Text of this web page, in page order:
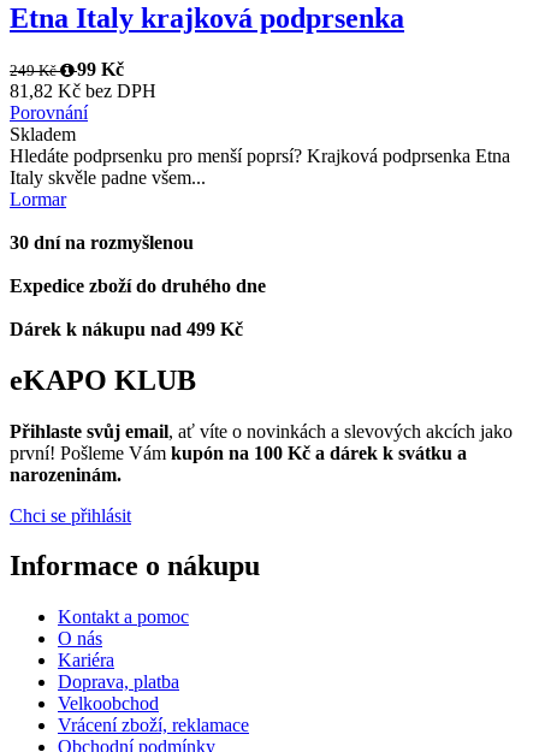
Etna Italy krajková podprsenka
249 Kč
99 Kč
81,82 Kč bez DPH
Porovnání
Skladem
Hledáte podprsenku pro menší poprsí? Krajková podprsenka Etna
Italy skvěle padne všem...
Lormar
30 dní na rozmyšlenou
Expedice zboží do druhého dne
Dárek k nákupu nad 499 Kč
eKAPO KLUB
Přihlaste svůj email, ať víte o novinkách a slevových akcích jako
první! Pošleme Vám kupón na 100 Kč a dárek k svátku a
narozeninám.
Chci se přihlásit
Informace o nákupu
Kontakt a pomoc
O nás
Kariéra
Doprava, platba
Velkoobchod
Vrácení zboží, reklamace
Obchodní podmínky